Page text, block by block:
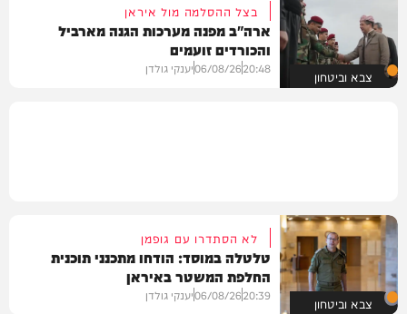
צבא וביטחון
בצל ההסלמה מול איראן
ארה"ב מפנה מערכות הגנה מארביל
והכורדים זועמים
20:48
06/08/26יענקי גולדן
צבא וביטחון
לא הסתדרו עם גופמן
טלטלה במוסד: הודחו מתכנני תוכנית
החלפת המשטר באיראן
20:39
06/08/26יענקי גולדן